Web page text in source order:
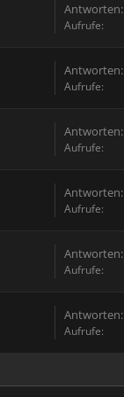
Antworten:
Aufrufe:
Antworten:
Aufrufe:
Antworten:
Aufrufe:
Antworten:
Aufrufe:
Antworten:
Aufrufe:
Antworten:
Aufrufe: